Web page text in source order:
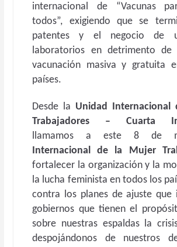
internacional de “Vacunas
todos”, exigiendo que se
patentes y el negocio de
laboratorios en detrimento
vacunación masiva y gratuita
países.
Desde la Unidad Internacional
Trabajadores – Cuarta
llamamos a este 8 de
Internacional de la Mujer
fortalecer la organización y la
la lucha feminista en todos los
contra los planes de ajuste que
gobiernos que tienen el
sobre nuestras espaldas la
despojándonos de nuestros